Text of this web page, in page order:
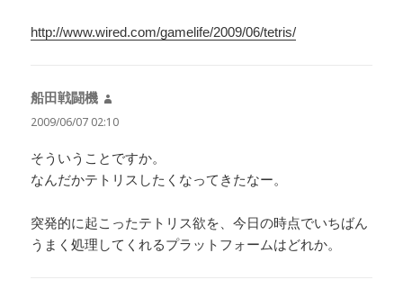
http://www.wired.com/gamelife/2009/06/tetris/
船田戦闘機
り:
2009/06/07 02:10
そういうことですか。
なんだかテトリスしたくなってきたなー。
突発的に起こったテトリス欲を、今日の時点でいちばん
うまく処理してくれるプラットフォームはどれか。